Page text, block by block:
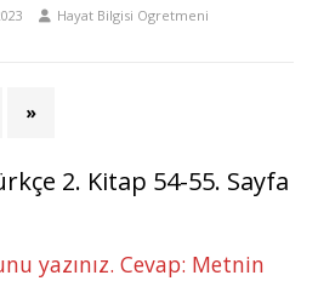
Hayat Bilgisi Ogretmeni
»
2. Kitap 54-55. Sayfa
yazınız. Cevap: Metnin